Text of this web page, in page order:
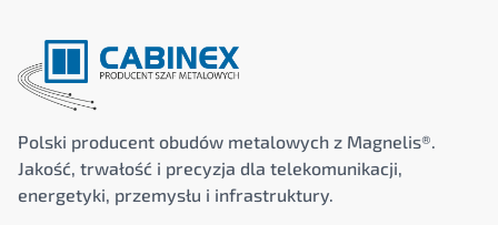
Polski producent obudów metalowych z Magnelis®.
Jakość, trwałość i precyzja dla telekomunikacji,
energetyki, przemysłu i infrastruktury.